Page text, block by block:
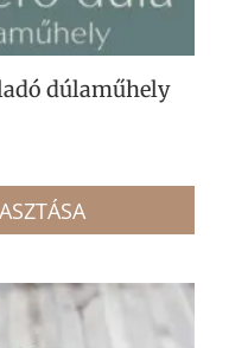
dúlaműhely
több